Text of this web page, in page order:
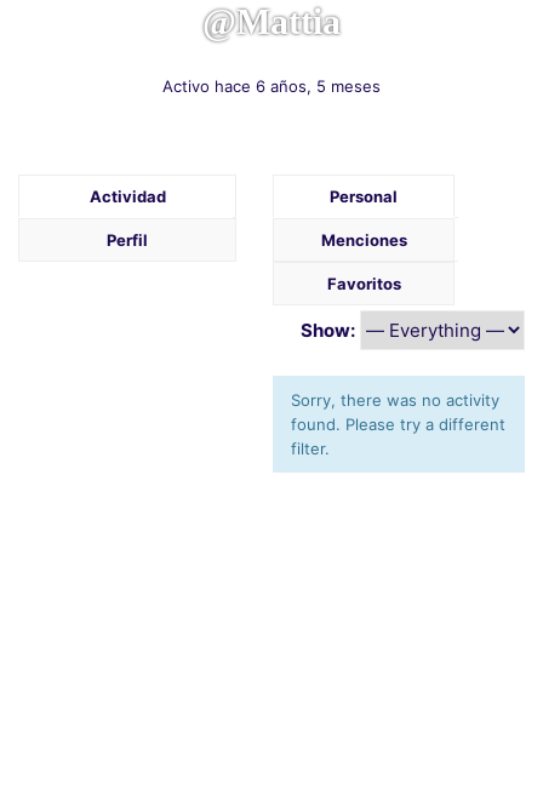
@mattia
Activo hace 6 años, 5 meses
Actividad
Perfil
Personal
Menciones
Favoritos
Show:
Sorry, there was no activity
found. Please try a different
filter.